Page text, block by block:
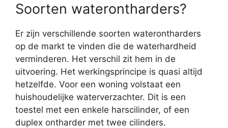
Soorten waterontharders?
Er zijn verschillende soorten waterontharders
op de markt te vinden die de waterhardheid
verminderen. Het verschil zit hem in de
uitvoering. Het werkingsprincipe is quasi altijd
hetzelfde. Voor een woning volstaat een
huishoudelijke waterverzachter. Dit is een
toestel met een enkele harscilinder, of een
duplex ontharder met twee cilinders.